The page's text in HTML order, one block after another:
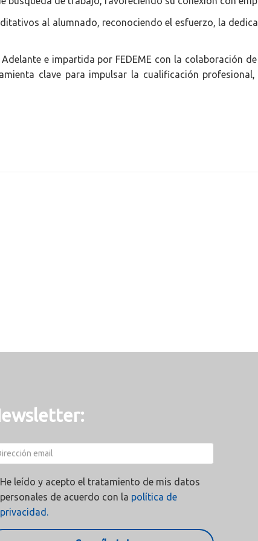
al alumnado, reconociendo el esfuerzo, la
e impartida por FEDEME con la colaboración
clave para impulsar la cualificación
He leído y acepto el tratamiento de mis datos
personales de acuerdo con la política de
privacidad.